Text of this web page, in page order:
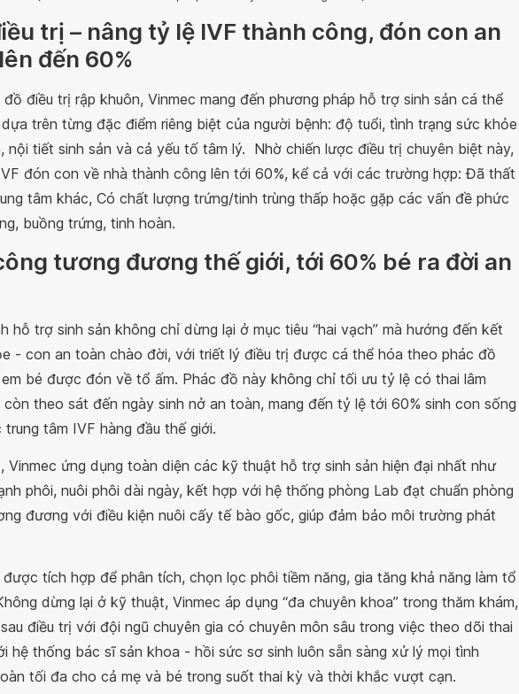
trị – nâng tỷ lệ IVF thành công, đón con an
đến 60%
điều trị rập khuôn, Vinmec mang đến phương pháp hỗ trợ sinh sản cá thể
trên từng đặc điểm riêng biệt của người bệnh: độ tuổi, tình trạng sức khỏe
nội tiết sinh sản và cả yếu tố tâm lý. Nhờ chiến lược điều trị chuyên biệt này,
đón con về nhà thành công lên tới 60%, kể cả với các trường hợp: Đã thất
tâm khác, Có chất lượng trứng/tinh trùng thấp hoặc gặp các vấn đề phức
buồng trứng, tinh hoàn.
tương đương thế giới, tới 60% bé ra đời an
hỗ trợ sinh sản không chỉ dừng lại ở mục tiêu “hai vạch” mà hướng đến kết
- con an toàn chào đời, với triết lý điều trị được cá thể hóa theo phác đồ
bé được đón về tổ ấm. Phác đồ này không chỉ tối ưu tỷ lệ có thai lâm
còn theo sát đến ngày sinh nở an toàn, mang đến tỷ lệ tới 60% sinh con sống
tâm IVF hàng đầu thế giới.
Vinmec ứng dụng toàn diện các kỹ thuật hỗ trợ sinh sản hiện đại nhất như
phôi, nuôi phôi dài ngày, kết hợp với hệ thống phòng Lab đạt chuẩn phòng
đương với điều kiện nuôi cấy tế bào gốc, giúp đảm bảo môi trường phát
tích hợp để phân tích, chọn lọc phôi tiềm năng, gia tăng khả năng làm tổ
dừng lại ở kỹ thuật, Vinmec áp dụng “đa chuyên khoa” trong thăm khám,
điều trị với đội ngũ chuyên gia có chuyên môn sâu trong việc theo dõi thai
hệ thống bác sĩ sản khoa - hồi sức sơ sinh luôn sẵn sàng xử lý mọi tình
tối đa cho cả mẹ và bé trong suốt thai kỳ và thời khắc vượt cạn.